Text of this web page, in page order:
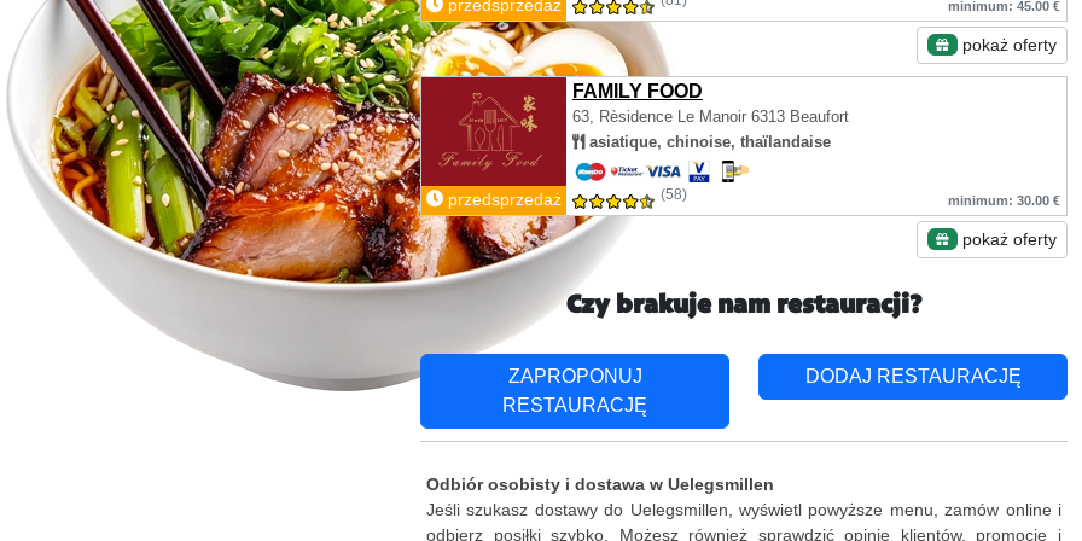
przedsprzedaż minimum: 45.00 €
pokaż oferty
FAMILY FOOD
63, Rèsidence Le Manoir 6313 Beaufort
asiatique, chinoise, thaïlandaise
przedsprzedaż (58) minimum: 30.00 €
pokaż oferty
Czy brakuje nam restauracji?
ZAPROPONUJ
RESTAURACJĘ
DODAJ RESTAURACJĘ
Odbiór osobisty i dostawa w Uelegsmillen
Jeśli szukasz dostawy do Uelegsmillen, wyświetl powyższe menu, zamów online i
odbierz posiłki szybko. Możesz również sprawdzić opinie klientów, promocje i